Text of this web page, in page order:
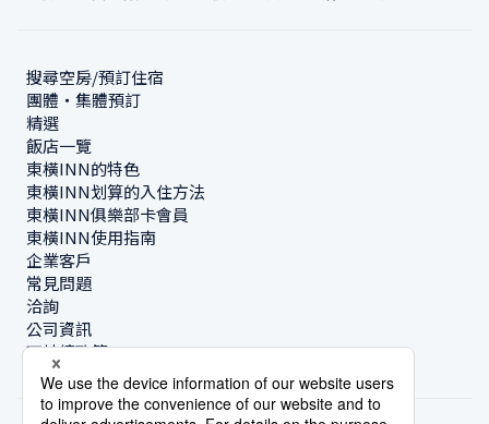
搜尋空房/預訂住宿
團體・集體預訂
精選
飯店一覽
東橫INN的特色
東橫INN划算的入住方法
東橫INN俱樂部卡會員
東橫INN使用指南
企業客戶
常見問題
洽詢
公司資訊
可持續政策